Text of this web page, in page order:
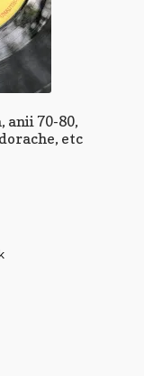
anii 70-80,
etc